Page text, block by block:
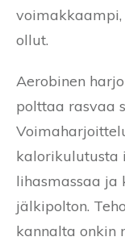
ollut.
Aerobinen
polttaa rasvaa
kalorikulutusta
lihasmassaa
jälkipolton.
kannalta onkin